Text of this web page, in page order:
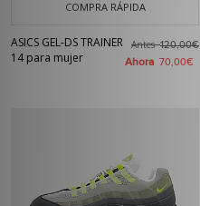
COMPRA RÁPIDA
ASICS GEL-DS TRAINER
14 para mujer
Antes120,00€
Ahora 70,00€